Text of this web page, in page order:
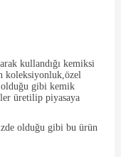
kullandığı kemiksi
koleksiyonluk,özel
olduğu gibi kemik
üretilip piyasaya
olduğu gibi bu ürün